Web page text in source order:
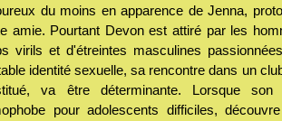
du moins en apparence de Jenna,
amie. Pourtant Devon est attiré par les
virils et d'étreintes masculines
identité sexuelle, sa rencontre dans un
va être déterminante. Lorsque son
pour adolescents difficiles,